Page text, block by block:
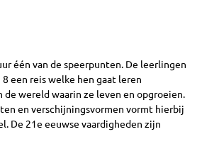
één van de speerpunten. De leerlingen
een reis welke hen gaat leren
de wereld waarin ze leven en opgroeien.
en verschijningsvormen vormt hierbij
De 21e eeuwse vaardigheden zijn